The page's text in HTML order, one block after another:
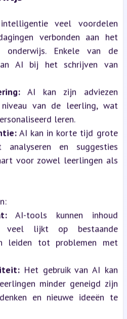
veel voordelen
verbonden aan het
Enkele van de
AI bij het schrijven van
AI kan zijn adviezen
niveau van de leerling, wat
leren.
AI kan in korte tijd grote
analyseren en suggesties
voor zowel leerlingen als
AI-tools kunnen inhoud
veel lijkt op bestaande
leiden tot problemen met
Het gebruik van AI kan
minder geneigd zijn
en nieuwe ideeën te